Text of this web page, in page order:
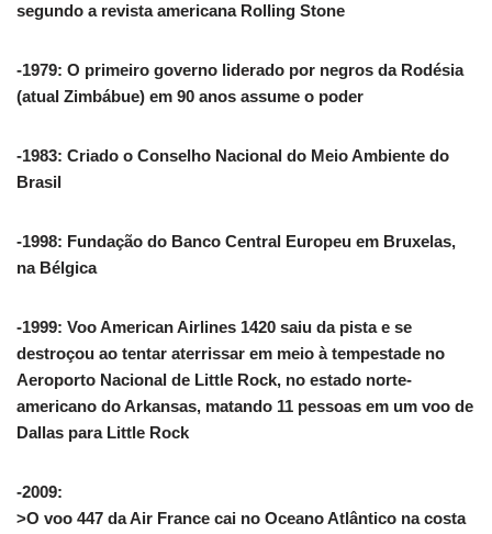
segundo a revista americana Rolling Stone
-1979: O primeiro governo liderado por negros da Rodésia
(atual Zimbábue) em 90 anos assume o poder
-1983: Criado o Conselho Nacional do Meio Ambiente do
Brasil
-1998: Fundação do Banco Central Europeu em Bruxelas,
na Bélgica
-1999: Voo American Airlines 1420 saiu da pista e se
destroçou ao tentar aterrissar em meio à tempestade no
Aeroporto Nacional de Little Rock, no estado norte-
americano do Arkansas, matando 11 pessoas em um voo de
Dallas para Little Rock
-2009:
>O voo 447 da Air France cai no Oceano Atlântico na costa